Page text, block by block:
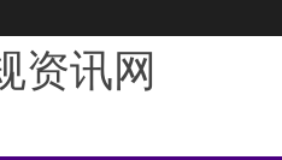
资讯网